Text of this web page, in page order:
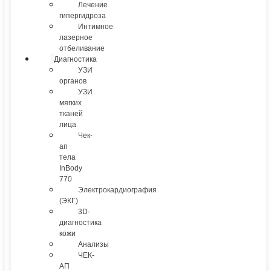
Лечение
гипергидроза
Интимное
лазерное
отбеливание
Диагностика
УЗИ
органов
УЗИ
мягких
тканей
лица
Чек-
ап
тела
InBody
770
Электрокардиография
(ЭКГ)
3D-
диагностика
кожи
Анализы
ЧЕК-
АП